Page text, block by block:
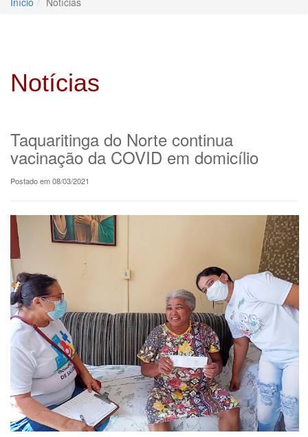
Notícias
Taquaritinga do Norte continua
vacinação da COVID em domicílio
Postado em 08/03/2021